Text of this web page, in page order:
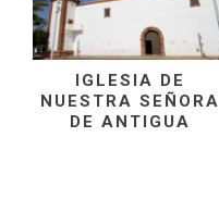
IGLESIA DE
NUESTRA SEÑORA
DE ANTIGUA